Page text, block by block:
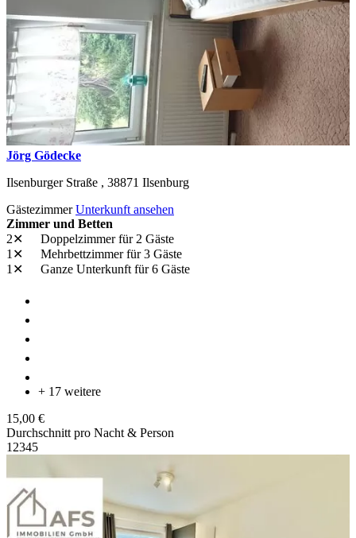
Jörg Gödecke
Ilsenburger Straße , 38871 Ilsenburg
GästezimmerUnterkunft ansehen
Zimmer und Betten
2✕
Doppelzimmerfür 2 Gäste
1✕
Mehrbettzimmerfür 3 Gäste
1✕
Ganze Unterkunftfür 6 Gäste
+ 17 weitere
15,00 €
Durchschnitt pro Nacht & Person
12345